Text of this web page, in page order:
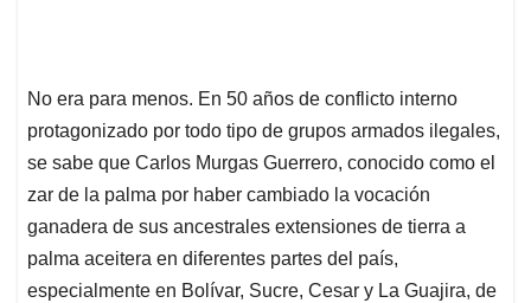
No era para menos. En 50 años de conflicto interno
protagonizado por todo tipo de grupos armados ilegales,
se sabe que Carlos Murgas Guerrero, conocido como el
zar de la palma por haber cambiado la vocación
ganadera de sus ancestrales extensiones de tierra a
palma aceitera en diferentes partes del país,
especialmente en Bolívar, Sucre, Cesar y La Guajira, de